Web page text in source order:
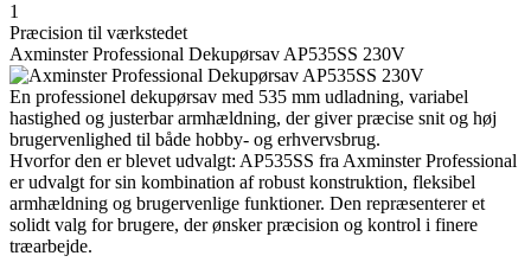
1
Præcision til værkstedet
Axminster Professional Dekupørsav AP535SS 230V
En professionel dekupørsav med 535 mm udladning, variabel
hastighed og justerbar armhældning, der giver præcise snit og høj
brugervenlighed til både hobby- og erhvervsbrug.
Hvorfor den er blevet udvalgt: AP535SS fra Axminster Professional
er udvalgt for sin kombination af robust konstruktion, fleksibel
armhældning og brugervenlige funktioner. Den repræsenterer et
solidt valg for brugere, der ønsker præcision og kontrol i finere
træarbejde.